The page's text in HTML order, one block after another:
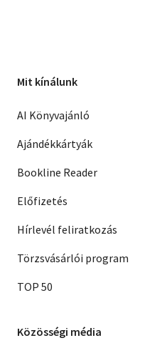
Mit kínálunk
AI Könyvajánló
Ajándékkártyák
Bookline Reader
Előfizetés
Hírlevél feliratkozás
Törzsvásárlói program
TOP 50
Közösségi média